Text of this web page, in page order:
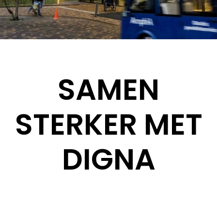
SAMEN
STERKER MET
DIGNA